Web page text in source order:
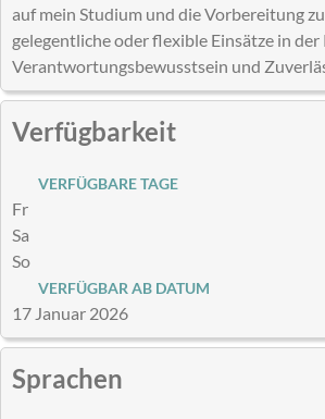
auf mein Studium und die Vorbereitung
gelegentliche oder flexible Einsätze in
Verantwortungsbewusstsein und
Verfügbarkeit
VERFÜGBARE TAGE
Fr
Sa
So
VERFÜGBAR AB DATUM
17 Januar 2026
Sprachen